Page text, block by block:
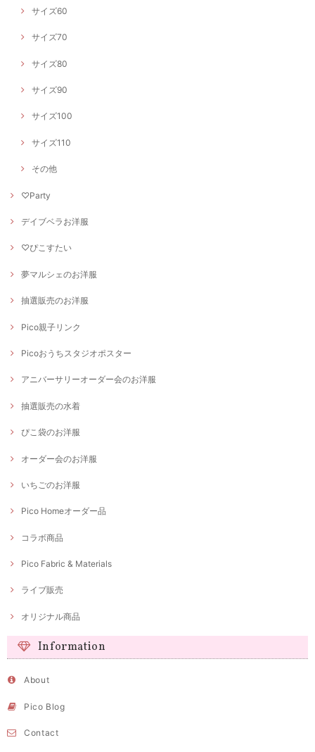
サイズ60
サイズ70
サイズ80
サイズ90
サイズ100
サイズ110
その他
♡Party
デイブベラお洋服
♡ぴこすたい
夢マルシェのお洋服
抽選販売のお洋服
Pico親子リンク
Picoおうちスタジオポスター
アニバーサリーオーダー会のお洋服
抽選販売の水着
ぴこ袋のお洋服
オーダー会のお洋服
いちごのお洋服
Pico Homeオーダー品
コラボ商品
Pico Fabric & Materials
ライブ販売
オリジナル商品
Information
About
Pico Blog
Contact